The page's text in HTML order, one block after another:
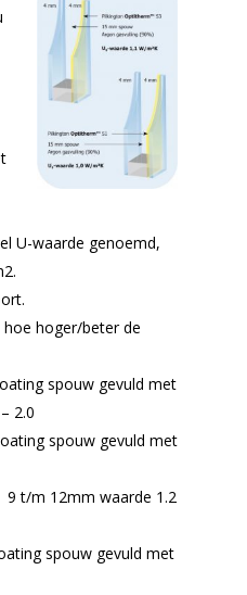
U-waarde genoemd,
hoger/beter de
spouw gevuld met
2.0
spouw gevuld met
12mm waarde 1.2
spouw gevuld met